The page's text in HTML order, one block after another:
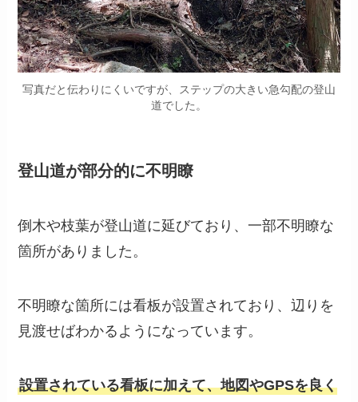
写真だと伝わりにくいですが、ステップの大きい急勾配の登山
道でした。
登山道が部分的に不明瞭
倒木や枝葉が登山道に延びており、一部不明瞭な
箇所がありました。
不明瞭な箇所には看板が設置されており、辺りを
見渡せばわかるようになっています。
設置されている看板に加えて、地図やGPSを良く